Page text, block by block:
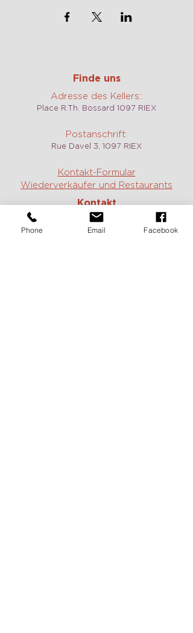
Finde uns
Adresse des Kellers::
Place R.Th. Bossard 1097 RIEX
Postanschrift:
Rue Davel 3, 1097 RIEX
Kontakt-Formular
Wiederverkäufer und Restaurants
Kontakt
Weingut, Weine und Verkostungen:
+41 79 717 61 14
Phone Email Facebook